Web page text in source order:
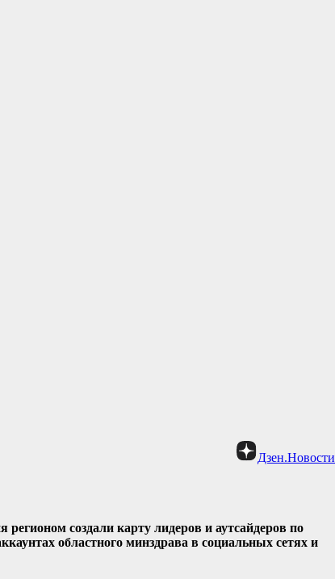
Дзен.Новости
создали карту лидеров и аутсайдеров по
областного минздрава в социальных сетях и